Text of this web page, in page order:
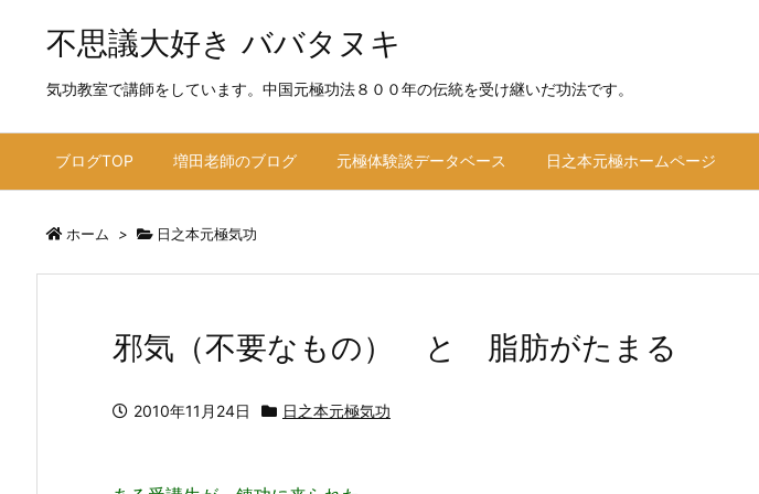
不思議大好き ババタヌキ
気功教室で講師をしています。中国元極功法８００年の伝統を受け継いだ功法です。
ブログTOP 増田老師のブログ 元極体験談データベース 日之本元極ホームページ
ホーム > 日之本元極気功
邪気（不要なもの） と 脂肪がたまる
2010年11月24日 日之本元極気功